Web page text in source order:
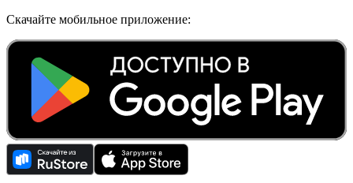
Скачайте мобильное приложение: